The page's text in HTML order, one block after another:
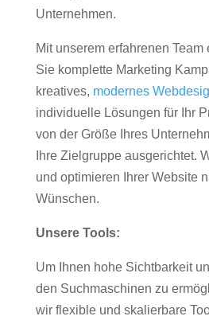
Unternehmen.
Mit unserem erfahrenen
Sie komplette Marketing
kreatives, modernes
individuelle Lösungen für Ihr
von der Größe Ihres
Ihre Zielgruppe ausgerichtet.
und optimieren Ihrer Website
Wünschen.
Unsere Tools:
Um Ihnen hohe Sichtbarkeit
den Suchmaschinen zu
wir flexible und skalierbare